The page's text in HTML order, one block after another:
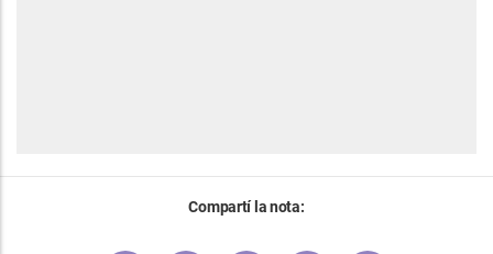
Compartí la nota: